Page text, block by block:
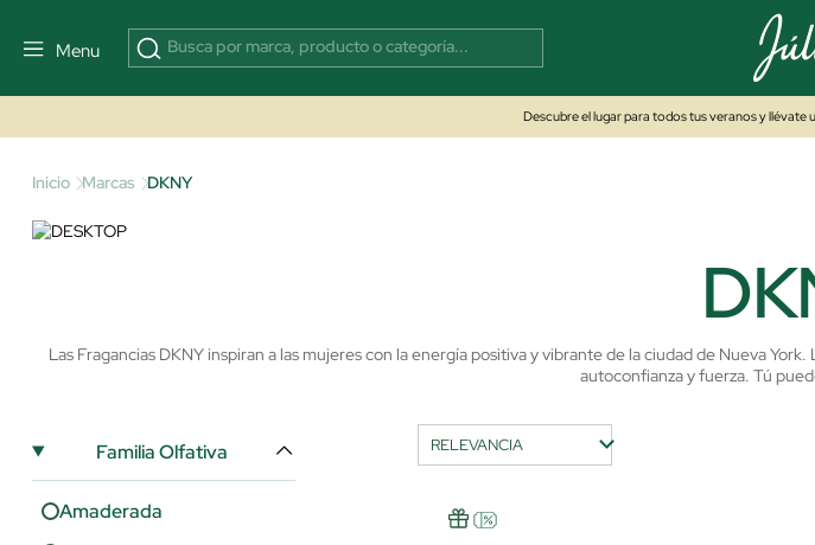
Menu
Descubre el lugar para todos tus veranos y llévate
Inicio Marcas DKNY
Las Fragancias DKNY inspiran a las mujeres con la energía positiva y vibrante de la ciudad de Nueva
autoconfianza y fuerza. Tú
Familia Olfativa
Amaderada